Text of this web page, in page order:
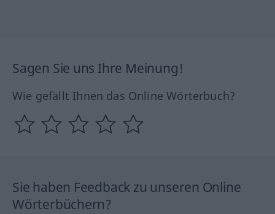
Sagen Sie uns Ihre Meinung!
Wie gefällt Ihnen das Online Wörterbuch?
Sie haben Feedback zu unseren Online
Wörterbüchern?